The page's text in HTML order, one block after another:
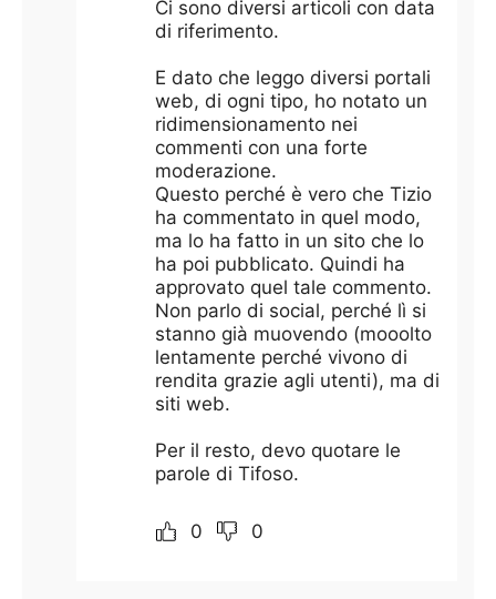
Ci sono diversi articoli con data
di riferimento.
E dato che leggo diversi portali
web, di ogni tipo, ho notato un
ridimensionamento nei
commenti con una forte
moderazione.
Questo perché è vero che Tizio
ha commentato in quel modo,
ma lo ha fatto in un sito che lo
ha poi pubblicato. Quindi ha
approvato quel tale commento.
Non parlo di social, perché lì si
stanno già muovendo (mooolto
lentamente perché vivono di
rendita grazie agli utenti), ma di
siti web.
Per il resto, devo quotare le
parole di Tifoso.
0 0